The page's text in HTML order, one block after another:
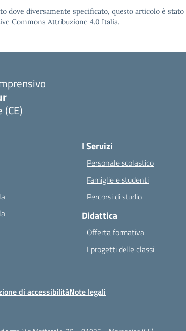
dove diversamente specificato, questo articolo è
Commons Attribuzione 4.0 Italia.
I Servizi
Personale scolastico
Famiglie e studenti
Percorsi di studio
Didattica
Offerta formativa
I progetti delle classi
di accessibilitàNote legali